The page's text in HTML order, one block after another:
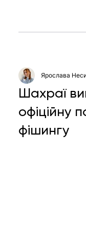
Шахраї
офіційну
фішингу
Ярослава